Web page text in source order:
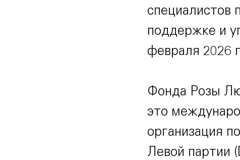
специалистов
поддержке и
февраля 2026
Фонда Розы
это
организация
Левой партии